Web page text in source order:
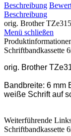
Beschreibung
Beschreibung
orig. Brother
Menü schließen
Schriftbandkassette
orig. Brother
Bandbreite: 6 mm
weiße Schrift auf
Weiterführende
Schriftbandkassette